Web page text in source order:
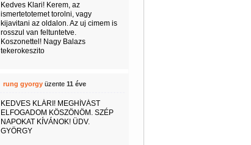
Kedves Klari! Kerem, az
ismertetotemet torolni, vagy
kijavitani az oldalon. Az uj cimem is
rosszul van feltuntetve.
Koszonettel! Nagy Balazs
tekerokeszito
rung gyorgyüzente 11 éve
KEDVES KLÁRI! MEGHÍVÁST
ELFOGADOM KÖSZÖNÖM. SZÉP
NAPOKAT KÍVÁNOK! ÜDV.
GYÖRGY